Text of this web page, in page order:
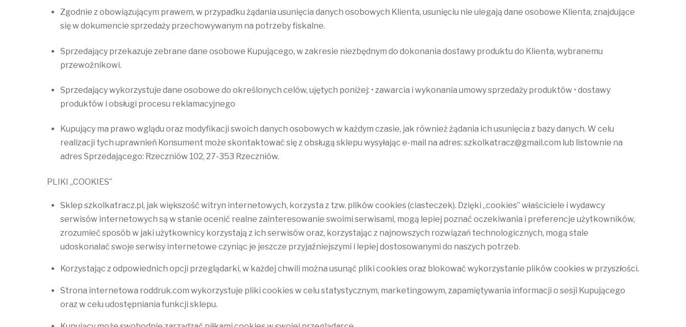
Zgodnie z obowiązującym prawem, w przypadku żądania usunięcia danych osobowych Klienta, usunięciu nie ulegają dane osobowe Klienta, znajdujące
się w dokumencie sprzedaży przechowywanym na potrzeby fiskalne.
Sprzedający przekazuje zebrane dane osobowe Kupującego, w zakresie niezbędnym do dokonania dostawy produktu do Klienta, wybranemu
przewoźnikowi.
Sprzedający wykorzystuje dane osobowe do określonych celów, ujętych poniżej: • zawarcia i wykonania umowy sprzedaży produktów • dostawy
produktów i obsługi procesu reklamacyjnego
Kupujący ma prawo wglądu oraz modyfikacji swoich danych osobowych w każdym czasie, jak również żądania ich usunięcia z bazy danych. W celu
realizacji tych uprawnień Konsument może skontaktować się z obsługą sklepu wysyłając e-mail na adres: szkolkatracz@gmail.com lub listownie na
adres Sprzedającego: Rzeczniów 102, 27-353 Rzeczniów.
PLIKI „COOKIES”
Sklep szkolkatracz.pl, jak większość witryn internetowych, korzysta z tzw. plików cookies (ciasteczek). Dzięki „cookies” właściciele i wydawcy
serwisów internetowych są w stanie ocenić realne zainteresowanie swoimi serwisami, mogą lepiej poznać oczekiwania i preferencje użytkowników,
zrozumieć sposób w jaki użytkownicy korzystają z ich serwisów oraz, korzystając z najnowszych rozwiązań technologicznych, mogą stale
udoskonalać swoje serwisy internetowe czyniąc je jeszcze przyjaźniejszymi i lepiej dostosowanymi do naszych potrzeb.
Korzystając z odpowiednich opcji przeglądarki, w każdej chwili można usunąć pliki cookies oraz blokować wykorzystanie plików cookies w przyszłości.
Strona internetowa roddruk.com wykorzystuje pliki cookies w celu statystycznym, marketingowym, zapamiętywania informacji o sesji Kupującego
oraz w celu udostępniania funkcji sklepu.